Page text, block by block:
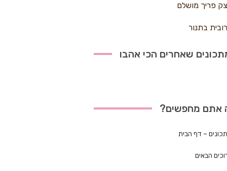
פריך מושלם
בתנור
שאחרים הכי אהבו
אתם מחפשים?
– דף הבית
הבאים